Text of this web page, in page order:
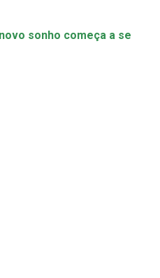
sonho começa a se